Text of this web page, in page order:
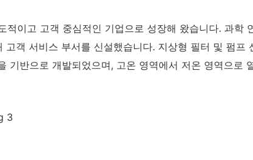
이고 고객 중심적인 기업으로 성장해 왔습니다. 과
객 서비스 부서를 신설했습니다. 지상형 필터 및 펌
기반으로 개발되었으며, 고온 영역에서 저온 영역으로